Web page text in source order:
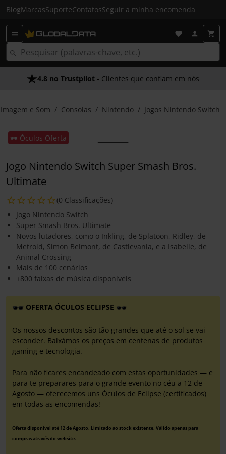
BlogMarcasSuporteContatosSeguir a minha encomenda
4.8 no Trustpilot - Clientes que confiam em nós
Imagem e Som Consolas Nintendo Jogos Nintendo Switch
🕶️ Óculos Oferta
Jogo Nintendo Switch Super Smash Bros.
Ultimate
(0 Classificações)
Jogo Nintendo Switch
Super Smash Bros. Ultimate
Novos lutadores, como o Inkling, de Splatoon, Ridley, de
Metroid, Simon Belmont, de Castlevania, e a Isabelle, de
Animal Crossing
Mais de 100 cenários
+800 faixas de música disponiveis
OFERTA ÓCULOS ECLIPSE
Os nossos descontos são tão grandes que até o sol se vai
esconder. Baixámos os preços em centenas de produtos
gaming e tecnologia.
Para não ficares encandeado com estas oportunidades — e
para te preparares para o grande evento no céu a 12 de
Agosto — oferecemos uns Óculos de Eclipse (certificados)
em todas as encomendas!
Oferta disponível até 12 de Agosto. Limitado ao stock existente. Válido apenas para
compras através do website.